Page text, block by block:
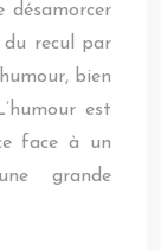
désamorcer
du recul par
bien
est
face à un
grande